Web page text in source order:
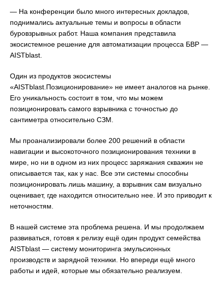
— На конференции было много интересных докладов,
поднимались актуальные темы и вопросы в области
буровзрывных работ. Наша компания представила
экосистемное решение для автоматизации процесса БВР —
AISTblast.
Один из продуктов экосистемы
«AISTblast.Позиционирование» не имеет аналогов на рынке.
Его уникальность состоит в том, что мы можем
позиционировать самого взрывника с точностью до
сантиметра относительно СЗМ.
Мы проанализировали более 200 решений в области
навигации и высокоточного позиционирования техники в
мире, но ни в одном из них процесс заряжания скважин не
описывается так, как у нас. Все эти системы способны
позиционировать лишь машину, а взрывник сам визуально
оценивает, где находится относительно нее. И это приводит к
неточностям.
В нашей системе эта проблема решена. И мы продолжаем
развиваться, готовя к релизу ещё один продукт семейства
AISTblast — систему мониторинга эмульсионных
производств и зарядной техники. Но впереди ещё много
работы и идей, которые мы обязательно реализуем.